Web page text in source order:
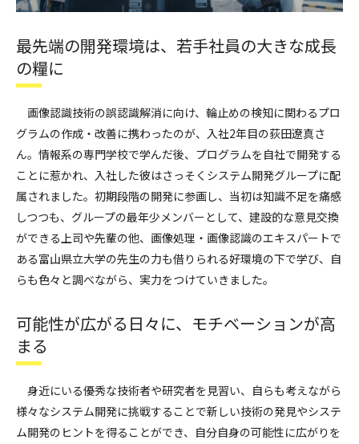
最先端の開発環境は、若手社員の大きな成長
の糧に
画像認識技術の誤認識解消に向け、輪止めの検知に関わるプロ
グラムの作成・改善に携わったのが、入社2年目の荻田遼真さ
ん。情報系の専門学校で学んだ後、プログラムを自社で開発する
ことに惹かれ、入社した彼はさっそくシステム開発グループに配
属されました。初期段階の開発に参画し、当初は知識不足を痛感
しつつも、グループの最年少メンバーとして、建設的な意見交換
ができる上司や先輩の他、画像処理・画像認識のエキスパートで
ある富山県立大学の先生の力も借りられる好環境の下で学び、自
らも色々と調べながら、実力をつけていきました。
可能性が広がる日々に、モチベーションが高
まる
身近にいる優秀な技術者や研究者を見習い、自らも考えながら
様々なシステム開発に挑戦することで新しい技術の発見やシステ
ム開発のヒントを得ることができ、自分自身の可能性に広がりを